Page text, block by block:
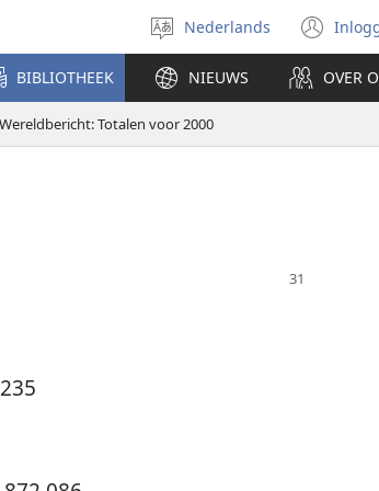
Taal
selecteren
Nederlands
BIBLIOTHEEK NIEUWS OVER
Wereldbericht: Totalen voor 2000